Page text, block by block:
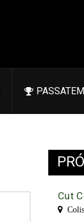
Cut